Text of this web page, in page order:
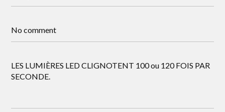
No comment
LES LUMIÈRES LED CLIGNOTENT 100 ou 120 FOIS PAR
SECONDE.